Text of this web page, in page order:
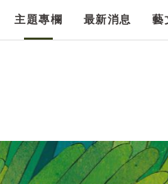
主題專欄 最新消息 藝